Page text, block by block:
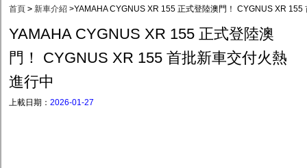
首頁 > 新車介紹 >YAMAHA CYGNUS XR 155 正式登陸澳門！ CYGNUS XR 155
YAMAHA CYGNUS XR 155 正式登陸澳
門！ CYGNUS XR 155 首批新車交付火熱
進行中
上載日期： 2026-01-27